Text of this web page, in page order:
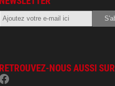
RETROUVEZ-NOUS AUSSI SUR